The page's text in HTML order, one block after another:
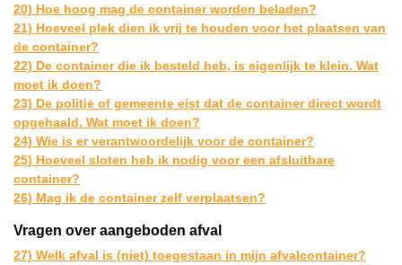
20) Hoe hoog mag de container worden beladen?
21) Hoeveel plek dien ik vrij te houden voor het plaatsen van
de container?
22) De container die ik besteld heb, is eigenlijk te klein. Wat
moet ik doen?
23) De politie of gemeente eist dat de container direct wordt
opgehaald. Wat moet ik doen?
24) Wie is er verantwoordelijk voor de container?
25) Hoeveel sloten heb ik nodig voor een afsluitbare
container?
26) Mag ik de container zelf verplaatsen?
Vragen over aangeboden afval
27) Welk afval is (niet) toegestaan in mijn afvalcontainer?